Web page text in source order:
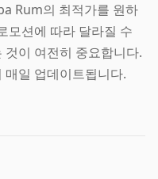
Rum의 최적가를 원하
모션에 따라 달라질 수
이 여전히 중요합니다.
일 업데이트됩니다.